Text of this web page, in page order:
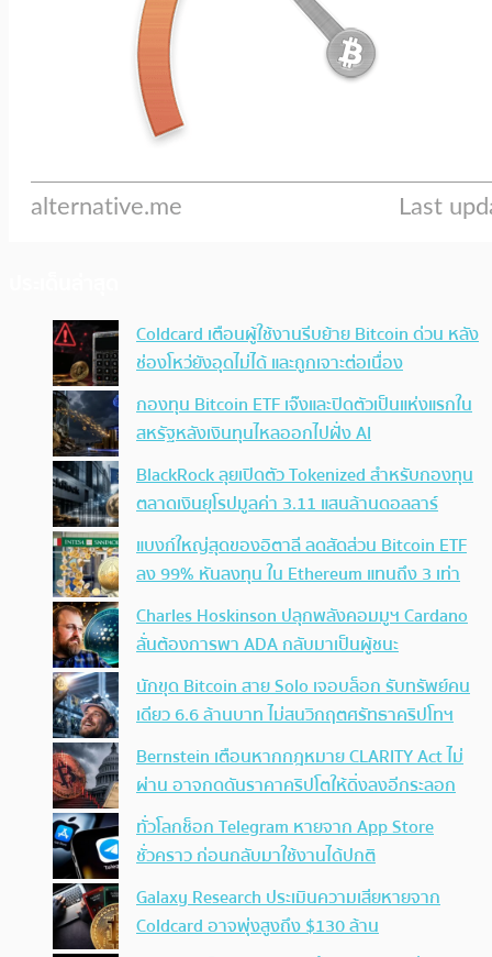
Coldcard เตือนผู้ใช้งานรีบย้าย Bitcoin ด่วน หลัง
ช่องโหว่ยังอุดไม่ได้ และถูกเจาะต่อเนื่อง
กองทุน Bitcoin ETF เจ๊งและปิดตัวเป็นแห่งแรกใน
สหรัฐหลังเงินทุนไหลออกไปฝั่ง AI
BlackRock ลุยเปิดตัว Tokenized สำหรับกองทุน
ตลาดเงินยุโรปมูลค่า 3.11 แสนล้านดอลลาร์
แบงก์ใหญ่สุดของอิตาลี ลดสัดส่วน Bitcoin ETF
ลง 99% หันลงทุน ใน Ethereum แทนถึง 3 เท่า
Charles Hoskinson ปลุกพลังคอมมูฯ Cardano
ลั่นต้องการพา ADA กลับมาเป็นผู้ชนะ
นักขุด Bitcoin สาย Solo เจอบล็อก รับทรัพย์คน
เดียว 6.6 ล้านบาท ไม่สนวิกฤตศรัทธาคริปโทฯ
Bernstein เตือนหากกฎหมาย CLARITY Act ไม่
ผ่าน อาจกดดันราคาคริปโตให้ดิ่งลงอีกระลอก
ทั่วโลกช็อก Telegram หายจาก App Store
ชั่วคราว ก่อนกลับมาใช้งานได้ปกติ
Galaxy Research ประเมินความเสียหายจาก
Coldcard อาจพุ่งสูงถึง $130 ล้าน